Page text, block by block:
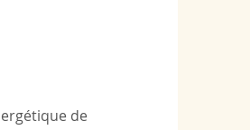
de